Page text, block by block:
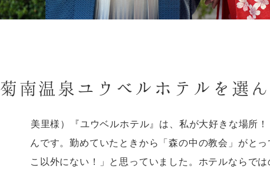
菊南温泉ユウベルホテルを選
美里様）『ユウベルホテル』は、私が大好きな場所
んです。勤めていたときから「森の中の教会」がと
こ以外にない！」と思っていました。ホテルならで